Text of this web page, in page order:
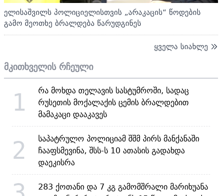
ელისაშვილს პოლიციელისთვის „არაკაცის“ წოდების
გამო მეოთხე ბრალდება წარუდგინეს
ყველა სიახლე
მკითხველის რჩეული
1
რა მოხდა თელავის სასტუმროში, სადაც
რუსეთის მოქალაქის ცემის ბრალდებით
მამაკაცი დააკავეს
2
საპატრულო პოლიციამ შშმ პირს მანქანაში
ჩააფსმევინა, შსს-ს 10 ათასის გადახდა
დაეკისრა
283 ქოთანი და 7 კგ გამომშრალი მარიხუანა